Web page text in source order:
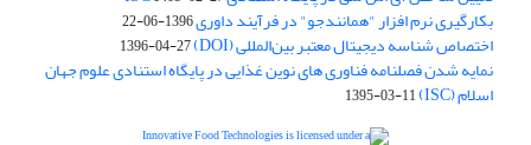
بکارگیری نرم افزار "همانندجو" در فرآیند داوری1396-06-22
اختصاص شناسه دیجیتال معتبر بین‌المللی (DOI) 1396-04-27
نمایه شدن فصلنامه فناوری های نوین غذایی در پایگاه استنادی علوم جهان
اسلام (ISC) 1395-03-11